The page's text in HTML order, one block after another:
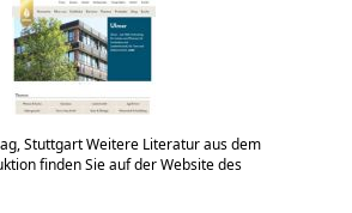
Stuttgart Weitere Literatur aus dem
finden Sie auf der Website des